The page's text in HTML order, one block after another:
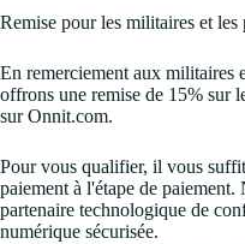
Remise pour les militaires et les
En remerciement aux militaires
offrons une remise de 15% sur
sur Onnit.com.
Pour vous qualifier, il vous
paiement à l'étape de
partenaire technologique de
numérique sécurisée.